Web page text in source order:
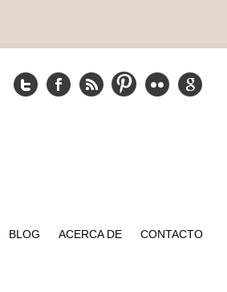
BLOG ACERCA DE CONTACTO